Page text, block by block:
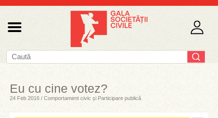
Eu cu cine votez?
24 Feb 2016 / Comportament civic și Participare publică